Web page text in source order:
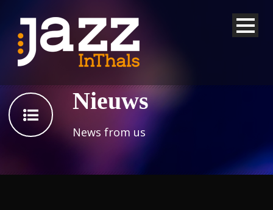
Nieuws
News from us